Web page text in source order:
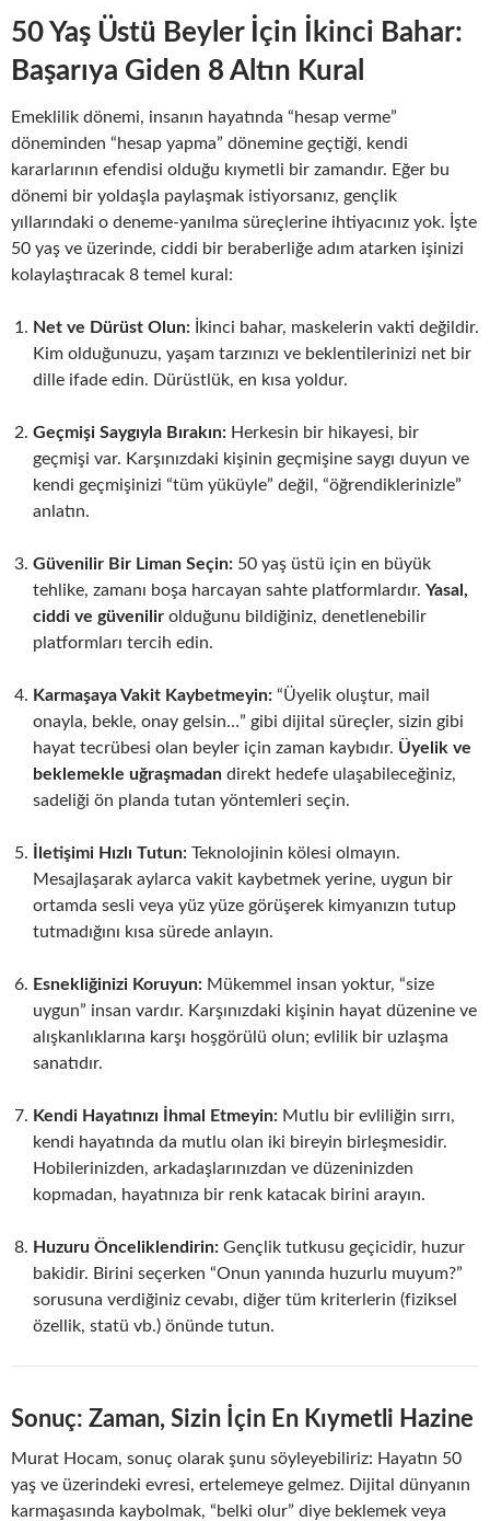
50 Yaş Üstü Beyler İçin İkinci Bahar:
Başarıya Giden 8 Altın Kural
Emeklilik dönemi, insanın hayatında “hesap verme”
döneminden “hesap yapma” dönemine geçtiği, kendi
kararlarının efendisi olduğu kıymetli bir zamandır. Eğer bu
dönemi bir yoldaşla paylaşmak istiyorsanız, gençlik
yıllarındaki o deneme-yanılma süreçlerine ihtiyacınız yok. İşte
50 yaş ve üzerinde, ciddi bir beraberliğe adım atarken işinizi
kolaylaştıracak 8 temel kural:
Net ve Dürüst Olun: İkinci bahar, maskelerin vakti değildir.
Kim olduğunuzu, yaşam tarzınızı ve beklentilerinizi net bir
dille ifade edin. Dürüstlük, en kısa yoldur.
Geçmişi Saygıyla Bırakın: Herkesin bir hikayesi, bir
geçmişi var. Karşınızdaki kişinin geçmişine saygı duyun ve
kendi geçmişinizi “tüm yüküyle” değil, “öğrendiklerinizle”
anlatın.
Güvenilir Bir Liman Seçin: 50 yaş üstü için en büyük
tehlike, zamanı boşa harcayan sahte platformlardır. Yasal,
ciddi ve güvenilir olduğunu bildiğiniz, denetlenebilir
platformları tercih edin.
Karmaşaya Vakit Kaybetmeyin: “Üyelik oluştur, mail
onayla, bekle, onay gelsin…” gibi dijital süreçler, sizin gibi
hayat tecrübesi olan beyler için zaman kaybıdır. Üyelik ve
beklemekle uğraşmadan direkt hedefe ulaşabileceğiniz,
sadeliği ön planda tutan yöntemleri seçin.
İletişimi Hızlı Tutun: Teknolojinin kölesi olmayın.
Mesajlaşarak aylarca vakit kaybetmek yerine, uygun bir
ortamda sesli veya yüz yüze görüşerek kimyanızın tutup
tutmadığını kısa sürede anlayın.
Esnekliğinizi Koruyun: Mükemmel insan yoktur, “size
uygun” insan vardır. Karşınızdaki kişinin hayat düzenine ve
alışkanlıklarına karşı hoşgörülü olun; evlilik bir uzlaşma
sanatıdır.
Kendi Hayatınızı İhmal Etmeyin: Mutlu bir evliliğin sırrı,
kendi hayatında da mutlu olan iki bireyin birleşmesidir.
Hobilerinizden, arkadaşlarınızdan ve düzeninizden
kopmadan, hayatınıza bir renk katacak birini arayın.
Huzuru Önceliklendirin: Gençlik tutkusu geçicidir, huzur
bakidir. Birini seçerken “Onun yanında huzurlu muyum?”
sorusuna verdiğiniz cevabı, diğer tüm kriterlerin (fiziksel
özellik, statü vb.) önünde tutun.
Sonuç: Zaman, Sizin İçin En Kıymetli Hazine
Murat Hocam, sonuç olarak şunu söyleyebiliriz: Hayatın 50
yaş ve üzerindeki evresi, ertelemeye gelmez. Dijital dünyanın
karmaşasında kaybolmak, “belki olur” diye beklemek veya